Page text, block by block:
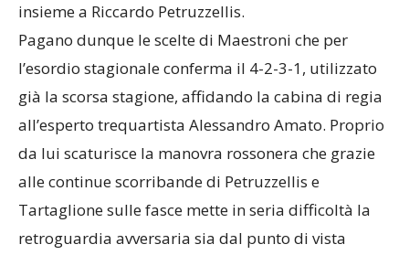
insieme a Riccardo Petruzzellis.
Pagano dunque le scelte di Maestroni che per
l’esordio stagionale conferma il 4-2-3-1, utilizzato
già la scorsa stagione, affidando la cabina di regia
all’esperto trequartista Alessandro Amato. Proprio
da lui scaturisce la manovra rossonera che grazie
alle continue scorribande di Petruzzellis e
Tartaglione sulle fasce mette in seria difficoltà la
retroguardia avversaria sia dal punto di vista